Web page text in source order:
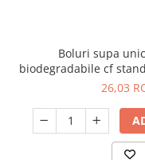
Boluri supa
biodegradabile cf
ml, 50
26,03